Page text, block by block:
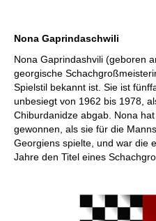
Nona Gaprindaschwili
Nona Gaprindashvili (geboren
georgische
Spielstil bekannt ist. Sie ist
unbesiegt von 1962 bis 1978,
Chiburdanidze abgab. Nona
gewonnen, als sie für die
Georgiens spielte, und war die
Jahre den Titel eines